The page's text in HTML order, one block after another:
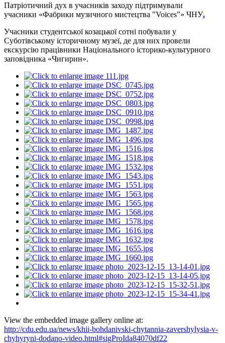
Патріотичний дух в учасників заходу підтримували
учасники «Фабрики музичного мистецтва "Voices"» ЧНУ.
Учасники студентської козацької сотні побували у
Суботівському історичному музеї, де для них провели
екскурсію працівники Національного історико-культурного
заповідника «Чигирин».
View the embedded image gallery online at:
http://cdu.edu.ua/news/khii-bohdanivski-chytannia-zavershylysia-v-
chyhyryni-dodano-video.html#sigProIda84070df22